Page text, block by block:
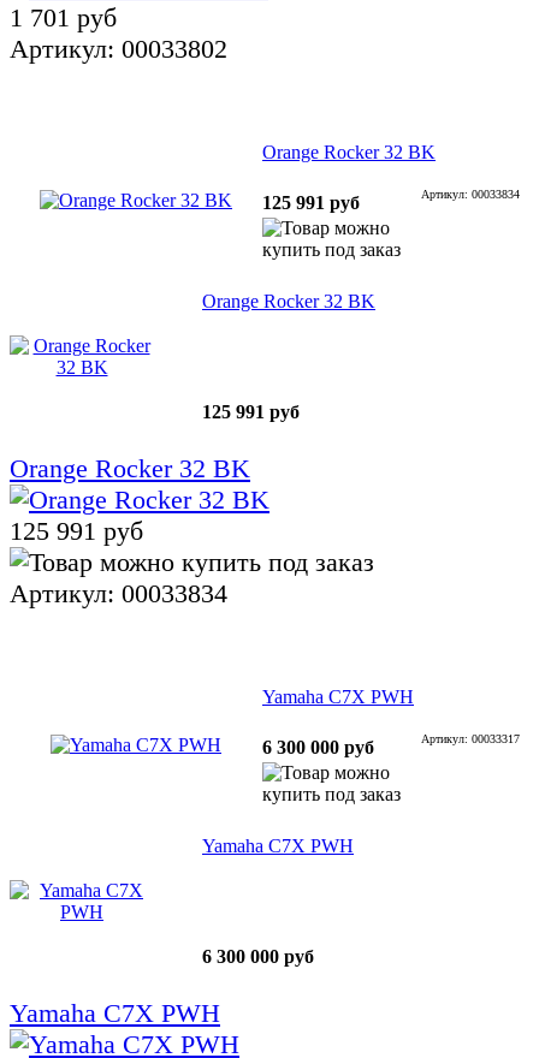
1 701 руб
Артикул: 00033802
Orange Rocker 32 BK
125 991 руб Артикул: 00033834
Orange Rocker 32 BK
125 991 руб
Orange Rocker 32 BK
125 991 руб
Артикул: 00033834
Yamaha C7X PWH
6 300 000 руб Артикул: 00033317
Yamaha C7X PWH
6 300 000 руб
Yamaha C7X PWH